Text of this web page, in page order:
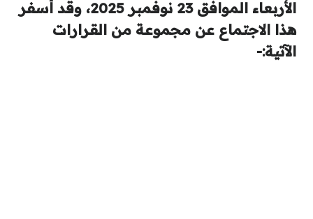
الأربعاء الموافق 23 نوفمبر 2025، وقد أسفر
هذا الاجتماع عن مجموعة من القرارات
الآتية:-